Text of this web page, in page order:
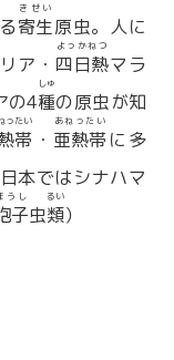
寄生
きせい
原虫。人に
ア・ 四日熱
よっかねつ
マラ
の4種
しゅ
の原虫が知
帯
ったい
・ 亜熱帯
あねったい
に多
本ではシナハマ
子
うし
虫類
るい
）